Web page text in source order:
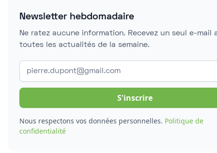
Newsletter hebdomadaire
Ne ratez aucune information. Recevez un seul e-mail
toutes les actualités de la semaine.
Nous respectons vos données personnelles. Politique de
confidentialité